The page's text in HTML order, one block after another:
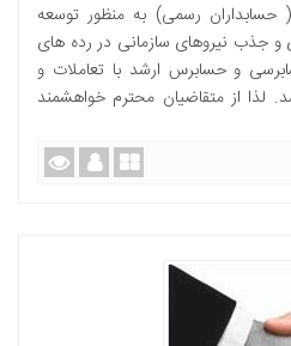
رسمی) به منظور توسعه
جذب نیروهای سازمانی در رده های
و حسابرس ارشد با تعاملات و
از متقاضیان محترم خواهشمند